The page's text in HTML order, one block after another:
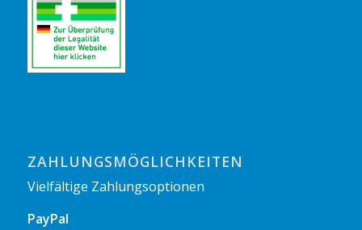
ZAHLUNGSMÖGLICHKEITEN
Vielfältige Zahlungsoptionen
PayPal